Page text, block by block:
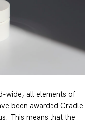
wide, all elements of
been awarded Cradle
This means that the